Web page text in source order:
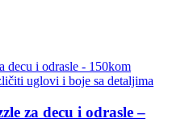
za decu i odrasle –